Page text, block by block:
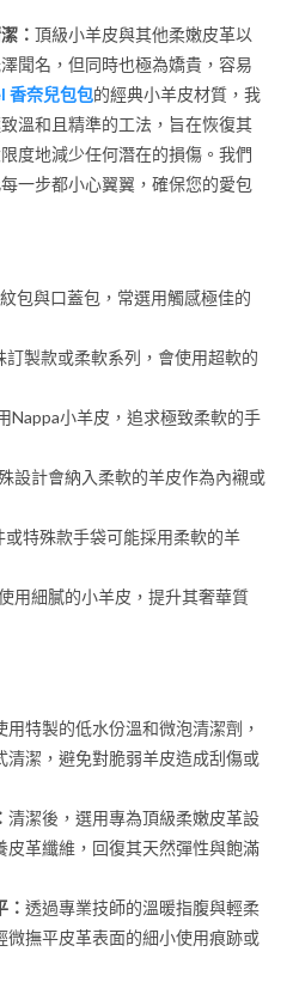
：頂級小羊皮與其他柔嫩皮革以
聞名，但同時也極為嬌貴，容易
香奈兒包包的經典小羊皮材質，我
溫和且精準的工法，旨在恢復其
度地減少任何潛在的損傷。我們
一步都小心翼翼，確保您的愛包
包與口蓋包，常選用觸感極佳的
訂製款或柔軟系列，會使用超軟的
Nappa小羊皮，追求極致柔軟的手
設計會納入柔軟的羊皮作為內襯或
或特殊款手袋可能採用柔軟的羊
用細膩的小羊皮，提升其奢華質
用特製的低水份溫和微泡清潔劑，
清潔，避免對脆弱羊皮造成刮傷或
清潔後，選用專為頂級柔嫩皮革設
皮革纖維，回復其天然彈性與飽滿
：透過專業技師的溫暖指腹與輕柔
微撫平皮革表面的細小使用痕跡或